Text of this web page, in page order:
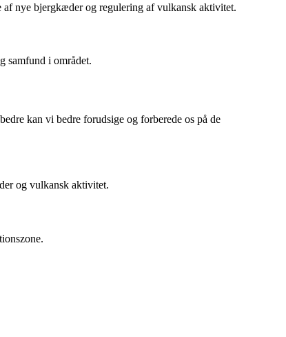
af nye bjergkæder og regulering af vulkansk aktivitet.
samfund i området.
kan vi bedre forudsige og forberede os på de
og vulkansk aktivitet.